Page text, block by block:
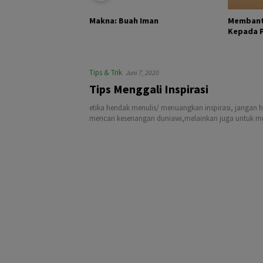
Makna: Buah Iman
Kepada
Tips & Trik Juni 7, 2020
Tips Menggali Inspirasi
etika hendak menulis/ menuangkan inspirasi, jangan
mencari kesenangan duniawi,melainkan juga untuk